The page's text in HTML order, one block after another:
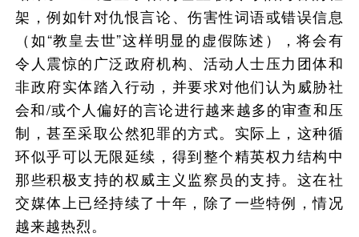
架，例如针对仇恨言论、伤害性词语或错误信息
（如“教皇去世”这样明显的虚假陈述），将会有
令人震惊的广泛政府机构、活动人士压力团体和
非政府实体踏入行动，并要求对他们认为威胁社
会和/或个人偏好的言论进行越来越多的审查和压
制，甚至采取公然犯罪的方式。实际上，这种循
环似乎可以无限延续，得到整个精英权力结构中
那些积极支持的权威主义监察员的支持。这在社
交媒体上已经持续了十年，除了一些特例，情况
越来越热烈。